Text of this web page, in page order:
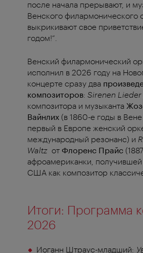
после начала прерывают, и
Венского филармонического
выкрикивают свое
годом!“.
Венский филармонический
исполнил в 2026 году на
концерте сразу два
композиторов: Sirenen Lieder
композитора и музыканта
Вайнлих (в 1860-е годы в
первый в Европе женский
международный резонанс) и
Waltz от Флоренс Прайс
афроамериканки,
США как композитор
Итоги: Программа
2026
Иоганн Штраус-младший: